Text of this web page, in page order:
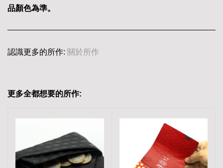
品顏色為準。
認識更多的所作: 關於所作
更多全都想要的所作: